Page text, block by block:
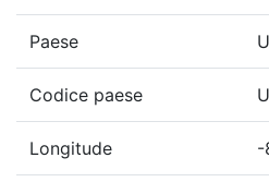
Paese
Codice paese
Longitude -